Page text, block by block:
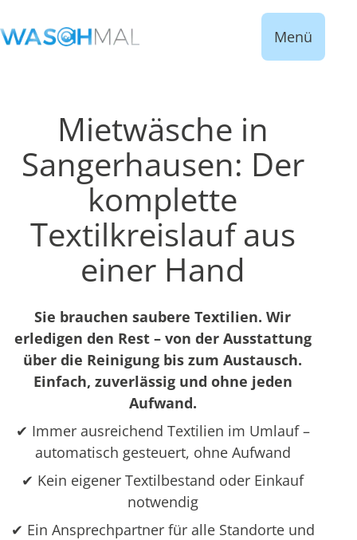
Menü
Mietwäsche in
Sangerhausen: Der
komplette
Textilkreislauf aus
einer Hand
Sie brauchen saubere Textilien. Wir
erledigen den Rest – von der Ausstattung
über die Reinigung bis zum Austausch.
Einfach, zuverlässig und ohne jeden
Aufwand.
✔ Immer ausreichend Textilien im Umlauf –
automatisch gesteuert, ohne Aufwand
✔ Kein eigener Textilbestand oder Einkauf
notwendig
✔ Ein Ansprechpartner für alle Standorte und